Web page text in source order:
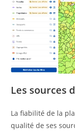
Les sources
La fiabilité de la
qualité de ses